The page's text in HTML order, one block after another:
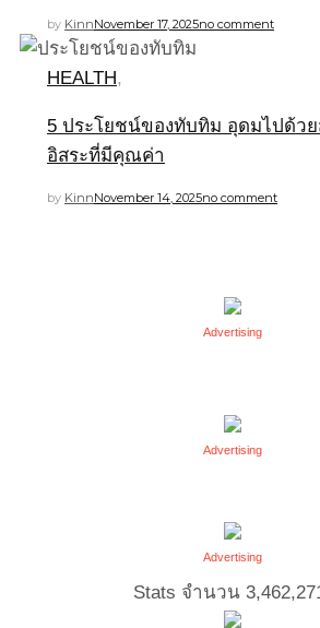
by KinnNovember 17, 2025no comment
HEALTH,
5 ประโยชน์ของทับทิม อุดมไปด้ว
อิสระที่มีคุณค่า
by KinnNovember 14, 2025no comment
Advertising
Advertising
Advertising
Stats จำนวน